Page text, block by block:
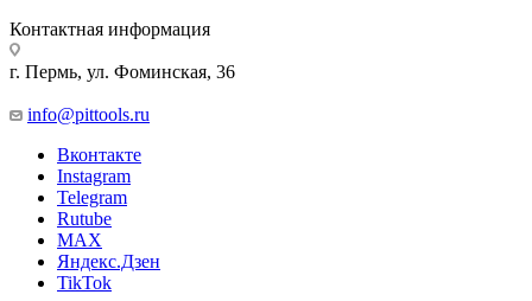
Контактная информация
г. Пермь, ул. Фоминская, 36
info@pittools.ru
Вконтакте
Instagram
Telegram
Rutube
MAX
Яндекс.Дзен
TikTok